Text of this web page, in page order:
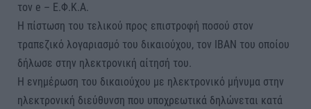
τον e – Ε.Φ.Κ.Α.
Η πίστωση του τελικού προς επιστροφή ποσού στον
τραπεζικό λογαριασμό του δικαιούχου, τον IBAN του οποίου
δήλωσε στην ηλεκτρονική αίτησή του.
Η ενημέρωση του δικαιούχου με ηλεκτρονικό μήνυμα στην
ηλεκτρονική διεύθυνση που υποχρεωτικά δηλώνεται κατά